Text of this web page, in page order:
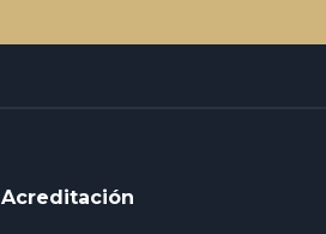
Acreditación